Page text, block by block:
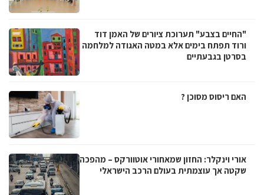
"החיים בצבע" תערוכת ציורים של האמן דוד
ורוד תפתח בימים אלא במטה האגודה למלחמה
בסרטן בגבעתיים
האם ריסוס מסוכן ?
אורי וינקלר: החזון שמאחורי אוטוורקס – מהפכה
שקטה אך עוצמתית בעולם הרכב הישראלי